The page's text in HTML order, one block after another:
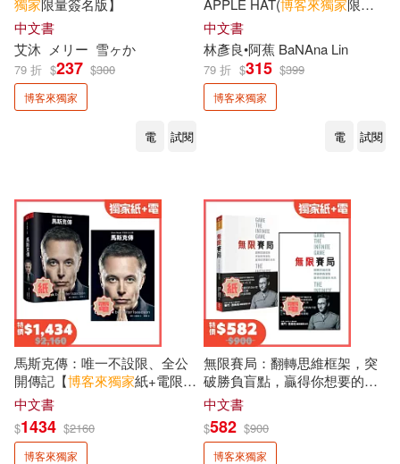
大衛．克拉克(2) 安壇美緒(2)
安妮．法蘭克(2) 安辰明(2)
宮澤賢治(2) 寺地春奈(2)
小泉八雲(2)
小熊出版編輯部(2)
小高潮色計事務所(2)
尼克．馬朱利(2) 尾巴(2)
財團法人國語日報社(2)
鸚鵡螺文化(2)
KIDO親子時堂(1)
三日月(1) 上優文化(1)
不二家(1)
人類智庫(1) 任性出版(1)
健行(1) 傾向出版社(1)
元氣齋(1)
獨家限量簽名版】
中文書
艾沐 メリー 雪ヶか
79 折 $237 $300
博客來獨家
電 試閱
APPLE HAT(博客來獨家限量
刻章編號親簽版|附贈〈豐收
Cloudy〉帆布小提袋)
中文書
林彥良•阿蕉 BaNAna Lin
79 折 $315 $399
博客來獨家
電 試閱
馬斯克傳：唯一不設限、全公
開傳記【博客來獨家紙+電限時
優惠組合】
中文書
$1434 $2160
博客來獨家
無限賽局：翻轉思維框架，突
破勝負盲點，贏得你想要的未
來【博客來
組合】
中文書
$582 $900
博客來獨家